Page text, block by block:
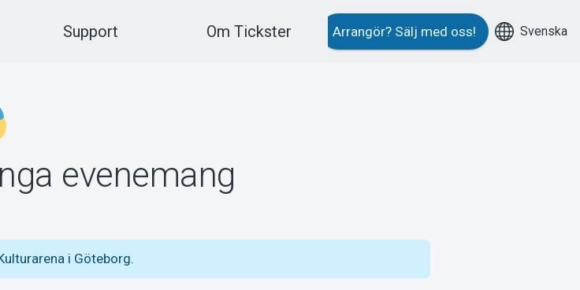
Support Om Tickster Arrangör? Sälj med oss! Svenska
evenemang
i Göteborg.